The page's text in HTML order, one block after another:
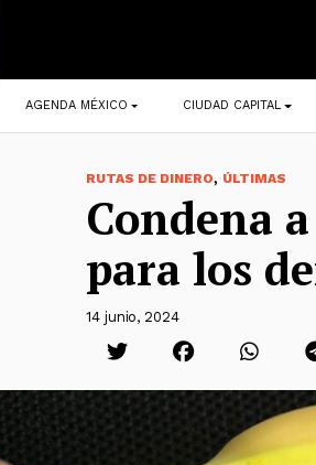
Navegación
principal
AGENDA MÉXICO CIUDAD CAPITAL
RUTAS DE DINERO, ÚLTIMAS
Condena
para los
14 junio, 2024